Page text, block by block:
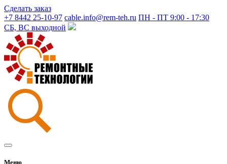
Сделать заказ
+7 8442 25-10-97 cable.info@rem-teh.ru ПН - ПТ 9:00 - 17:30
СБ, ВС выходной
Меню